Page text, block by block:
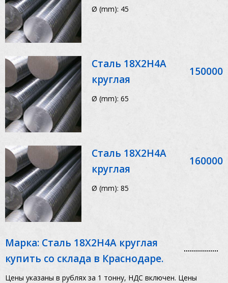
Ø (mm): 45
Сталь 18Х2Н4А
круглая
150000
Ø (mm): 65
Сталь 18Х2Н4А
круглая
160000
Ø (mm): 85
Марка: Сталь 18Х2Н4А круглая
купить со склада в Краснодаре.
Цены указаны в рублях за 1 тонну, НДС включен. Цены